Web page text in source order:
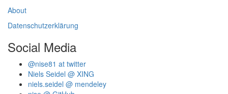
About
Datenschutzerklärung
Social Media
@nise81 at twitter
Niels Seidel @ XING
niels.seidel @ mendeley